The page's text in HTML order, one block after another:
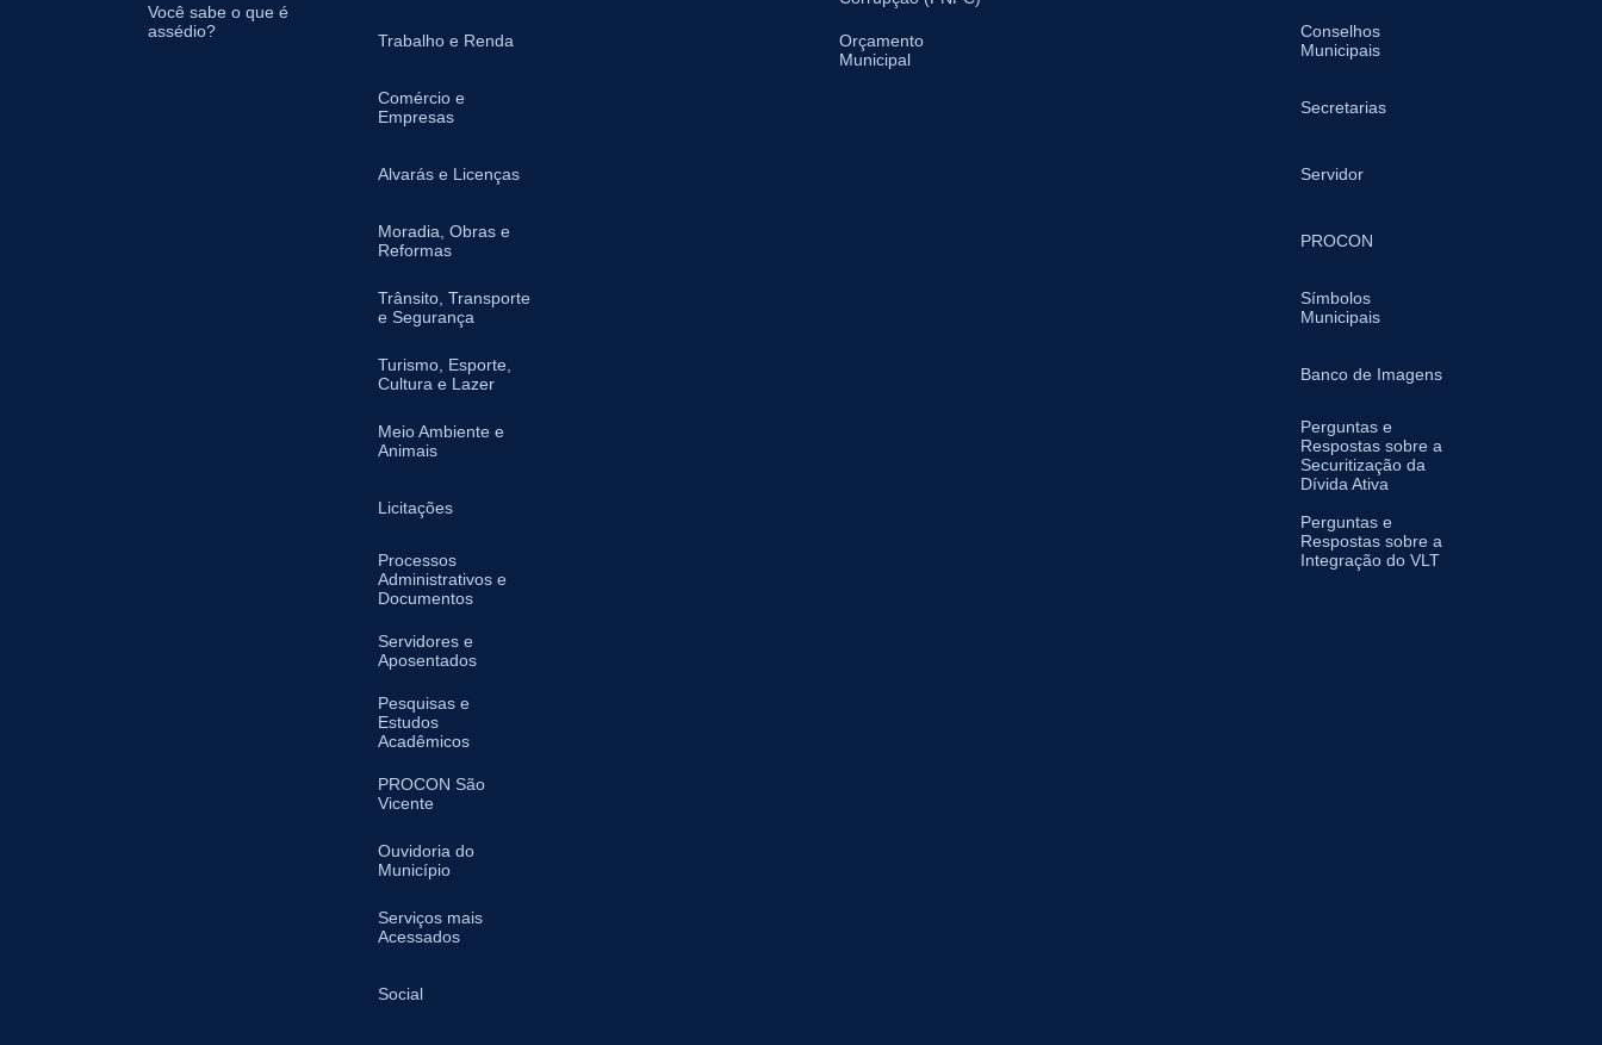
Você sabe o que é
assédio?
Trabalho e Renda
Comércio e
Empresas
Alvarás e Licenças
Moradia, Obras e
Reformas
Trânsito, Transporte
e Segurança
Turismo, Esporte,
Cultura e Lazer
Meio Ambiente e
Animais
Licitações
Processos
Administrativos e
Documentos
Servidores e
Aposentados
Pesquisas e
Estudos
Acadêmicos
PROCON São
Vicente
Ouvidoria do
Município
Serviços mais
Acessados
Social
Orçamento
Municipal
Conselhos
Municipais
Secretarias
Servidor
PROCON
Símbolos
Municipais
Banco de Imagens
Perguntas e
Respostas sobre a
Securitização da
Dívida Ativa
Perguntas e
Respostas sobre a
Integração do VLT